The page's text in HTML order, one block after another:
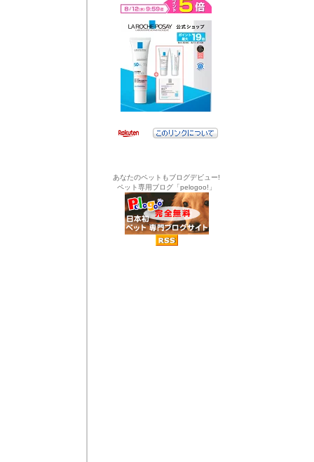
あなたのペットもブログデビュー!
ペット専用ブログ「pelogoo!」